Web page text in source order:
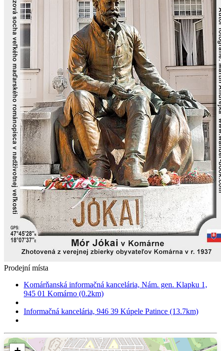
Prodejní místa
Komárňanská informačná kancelária, Nám. gen. Klapku 1,
945 01 Komárno (0.2km)
Informačná kancelária, 946 39 Kúpele Patince (13.7km)